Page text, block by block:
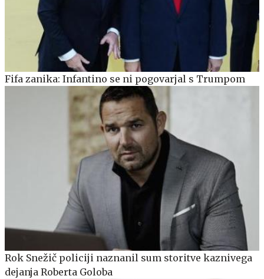
Fifa zanika: Infantino se ni pogovarjal s Trumpom
Rok Snežič policiji naznanil sum storitve kaznivega
dejanja Roberta Goloba